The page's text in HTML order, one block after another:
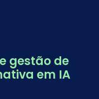
gestão de
em IA